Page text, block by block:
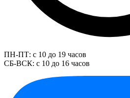
ПН-ПТ: с 10 до 19 часов
СБ-ВСК: с 10 до 16 часов